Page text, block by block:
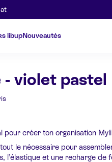
libupNouveautés
- violet pastel
pour créer ton organisation
le nécessaire pour
l’élastique et une recharge de